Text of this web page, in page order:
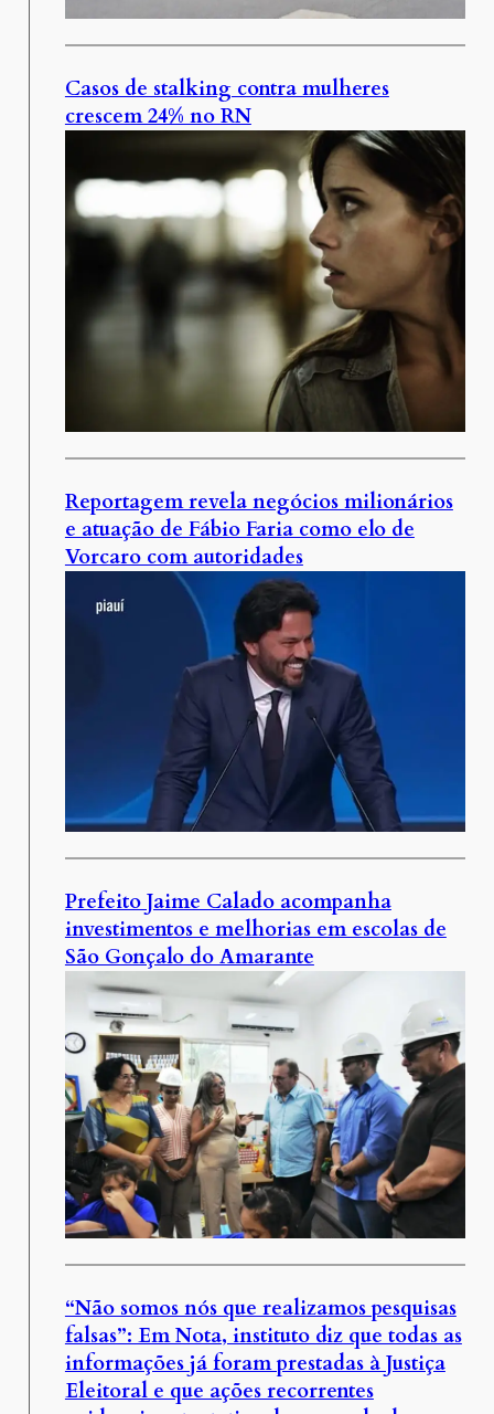
Casos de stalking contra mulheres
crescem 24% no RN
Reportagem revela negócios milionários
e atuação de Fábio Faria como elo de
Vorcaro com autoridades
Prefeito Jaime Calado acompanha
investimentos e melhorias em escolas de
São Gonçalo do Amarante
“Não somos nós que realizamos pesquisas
falsas”: Em Nota, instituto diz que todas as
informações já foram prestadas à Justiça
Eleitoral e que ações recorrentes